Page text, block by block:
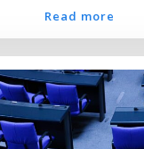
Read more